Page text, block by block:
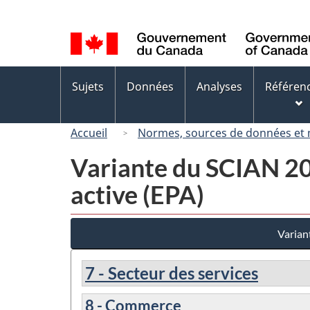
de
la
langue
des
Sujets Données Analyses
Accueil Normes, sources de données et
Variante du SCIAN
active (EPA)
7 - Secteur des services
8 - Commerce